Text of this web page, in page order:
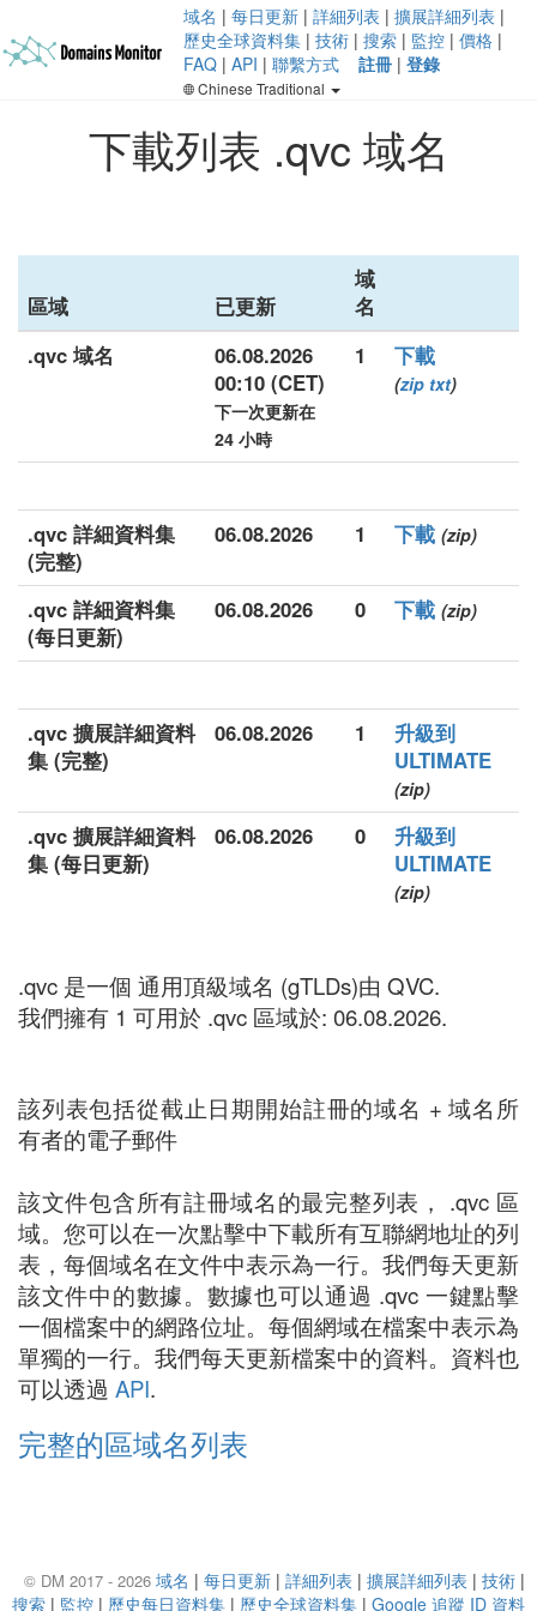
域名 | 每日更新 | 詳細列表 | 擴展詳細列表 |
歷史全球資料集 | 技術 | 搜索 | 監控 | 價格 |
FAQ | API | 聯繫方式 註冊 | 登錄
Chinese Traditional
下載列表 .qvc 域名
區域 已更新
域
名
.qvc 域名
06.08.2026
00:10 (CET)
下一次更新在
24 小時
1 下載
(zip txt)
.qvc 詳細資料集
(完整)
06.08.2026 1 下載 (zip)
.qvc 詳細資料集
(每日更新)
06.08.2026 0 下載 (zip)
.qvc 擴展詳細資料
集 (完整)
06.08.2026 1
升級到
ULTIMATE
(zip)
.qvc 擴展詳細資料
集 (每日更新)
06.08.2026 0
升級到
ULTIMATE
(zip)
.qvc 是一個 通用頂級域名 (gTLDs)由 QVC.
我們擁有 1 可用於 .qvc 區域於: 06.08.2026.
該列表包括從截止日期開始註冊的域名 + 域名所
有者的電子郵件
該文件包含所有註冊域名的最完整列表， .qvc 區
域。您可以在一次點擊中下載所有互聯網地址的列
表，每個域名在文件中表示為一行。我們每天更新
該文件中的數據。數據也可以通過 .qvc 一鍵點擊
一個檔案中的網路位址。每個網域在檔案中表示為
單獨的一行。我們每天更新檔案中的資料。資料也
可以透過 API.
完整的區域名列表
© DM 2017 - 2026 域名 | 每日更新 | 詳細列表 | 擴展詳細列表 | 技術 |
搜索 | 監控 | 歷史每日資料集 | 歷史全球資料集 | Google 追蹤 ID 資料